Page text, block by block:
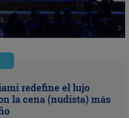
redefine el lujo
la cena (nudista) más